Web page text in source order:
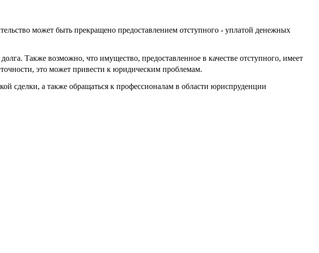
может быть прекращено предоставлением отступного - уплатой денежных
Также возможно, что имущество, предоставленное в качестве отступного, имеет
это может привести к юридическим проблемам.
сделки, а также обращаться к профессионалам в области юриспруденции